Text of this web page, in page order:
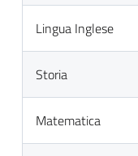
Lingua Inglese
Storia
Matematica